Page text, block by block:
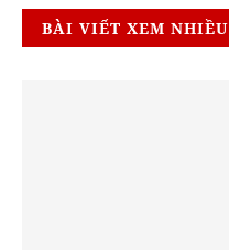
BÀI VIẾT XEM NHIỀU